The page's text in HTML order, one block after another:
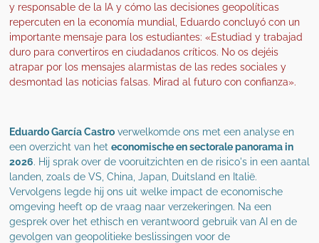
y responsable de la IA y cómo las decisiones geopolíticas
repercuten en la economía mundial, Eduardo concluyó con un
importante mensaje para los estudiantes: «Estudiad y trabajad
duro para convertiros en ciudadanos críticos. No os dejéis
atrapar por los mensajes alarmistas de las redes sociales y
desmontad las noticias falsas. Mirad al futuro con confianza».
Eduardo García Castroverwelkomde ons met een analyse en
een overzicht van het economische en sectorale panorama in
2026. Hij sprak over de vooruitzichten en de risico's in een aantal
landen, zoals de VS, China, Japan, Duitsland en Italië.
Vervolgens legde hij ons uit welke impact de economische
omgeving heeft op de vraag naar verzekeringen. Na een
gesprek over het ethisch en verantwoord gebruik van AI en de
gevolgen van geopolitieke beslissingen voor de